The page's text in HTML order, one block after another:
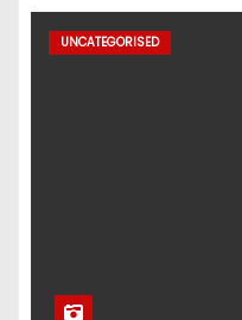
UNCATEGORISED